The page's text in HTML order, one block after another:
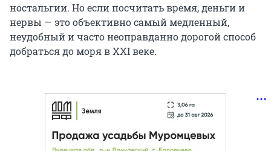
ностальгии. Но если посчитать время, деньги и
нервы — это объективно самый медленный,
неудобный и часто неоправданно дорогой способ
добраться до моря в XXI веке.